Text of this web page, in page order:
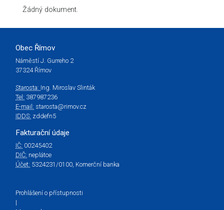
Žádný dokument.
Obec Římov
Náměstí J. Gurreho 2
37324 Římov
Starosta: Ing. Miroslav Slinták
Tel: 387987236
E-mail: starosta@rimov.cz
IDDS: zddefn5
Fakturační údaje
IČ: 00245402
DIČ: neplátce
Účet: 5324231/0100, Komerční banka
Prohlášení o přístupnosti
|